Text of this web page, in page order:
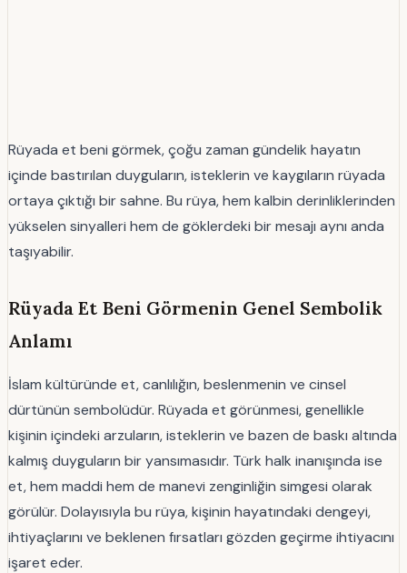
Rüyada et beni görmek, çoğu zaman gündelik hayatın
içinde bastırılan duyguların, isteklerin ve kaygıların rüyada
ortaya çıktığı bir sahne. Bu rüya, hem kalbin derinliklerinden
yükselen sinyalleri hem de göklerdeki bir mesajı aynı anda
taşıyabilir.
Rüyada Et Beni Görmenin Genel Sembolik
Anlamı
İslam kültüründe et, canlılığın, beslenmenin ve cinsel
dürtünün sembolüdür. Rüyada et görünmesi, genellikle
kişinin içindeki arzuların, isteklerin ve bazen de baskı altında
kalmış duyguların bir yansımasıdır. Türk halk inanışında ise
et, hem maddi hem de manevi zenginliğin simgesi olarak
görülür. Dolayısıyla bu rüya, kişinin hayatındaki dengeyi,
ihtiyaçlarını ve beklenen fırsatları gözden geçirme ihtiyacını
işaret eder.